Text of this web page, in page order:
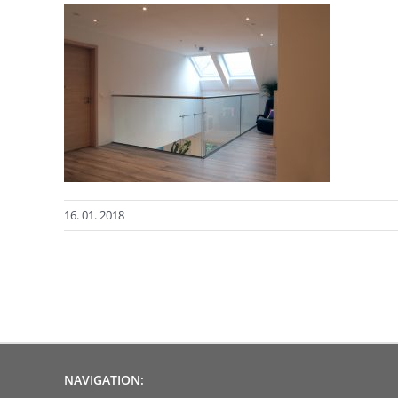
16. 01. 2018
NAVIGATION: